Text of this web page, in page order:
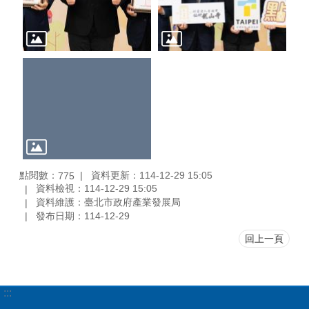
點閱數： 775
資料更新：114-12-29 15:05
資料檢視：114-12-29 15:05
資料維護：臺北市政府產業發展局
發布日期：114-12-29
回上一頁
:::